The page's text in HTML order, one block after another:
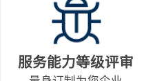
服务能力等级评审